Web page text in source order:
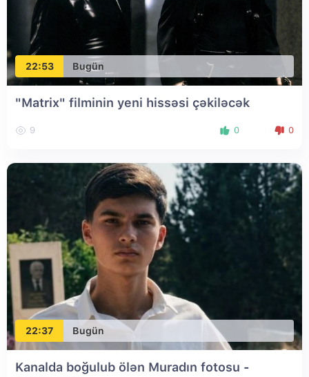
22:53 Bugün
"Matrix" filminin yeni hissəsi çəkiləcək
9 0 0
22:37 Bugün
Kanalda boğulub ölən Muradın fotosu -